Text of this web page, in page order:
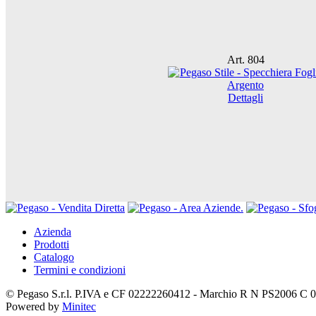
Art. 804
Dettagli
Azienda
Prodotti
Catalogo
Termini e condizioni
© Pegaso S.r.l. P.IVA e CF 02222260412 - Marchio R N PS2006 C
Powered by Minitec